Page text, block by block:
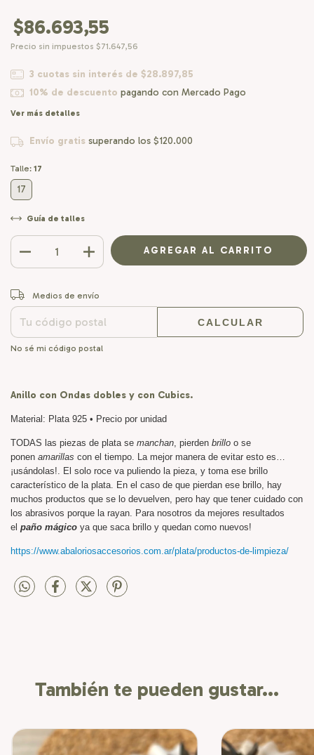
$86.693,55
Precio sin impuestos $71.647,56
3 cuotas sin interés de $28.897,85
10% de descuento pagando con Mercado Pago
Ver más detalles
Envío gratis superando los $120.000
Talle: 17
17
Guía de talles
Entregas para el CP:
Medios de envío
CALCULAR
No sé mi código postal
Anillo con Ondas dobles y con Cubics.
Material: Plata 925 • Precio por unidad
TODAS las piezas de plata se manchan, pierden brillo o se
ponen amarillas con el tiempo. La mejor manera de evitar esto es…
¡usándolas!. El solo roce va puliendo la pieza, y toma ese brillo
característico de la plata. En el caso de que pierdan ese brillo, hay
muchos productos que se lo devuelven, pero hay que tener cuidado con
los abrasivos porque la rayan. Para nosotros da mejores resultados
el paño mágico ya que saca brillo y quedan como nuevos!
https://www.abaloriosaccesorios.com.ar/plata/productos-de-limpieza/
También te pueden gustar...